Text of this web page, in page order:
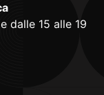
dalle 15 alle 19